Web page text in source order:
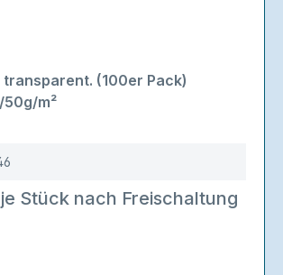
(100er Pack)
50g/m²
Stück nach Freischaltung